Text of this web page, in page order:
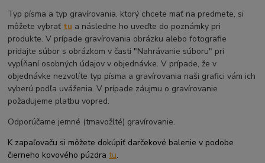
Typ písma a typ gravírovania, ktorý chcete mať na predmete, si
môžete vybrať tu a následne ho uveďte do poznámky pri
produkte. V prípade gravírovania obrázku alebo fotografie
pridajte súbor s obrázkom v časti "Nahrávanie súboru" pri
vypĺňaní osobných údajov v objednávke. V prípade, že v
objednávke nezvolíte typ písma a gravírovania naši grafici vám ich
vyberú podľa uváženia. V prípade záujmu o gravírovanie
požadujeme platbu vopred.
Odporúčame jemné (tmavožlté) gravírovanie.
K zapaľovaču si môžete dokúpiť darčekové balenie v podobe
čierneho kovového púzdratu.